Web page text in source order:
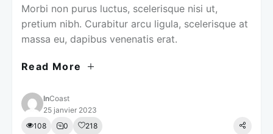
Morbi non purus luctus, scelerisque nisi ut,
pretium nibh. Curabitur arcu ligula, scelerisque at
massa eu, dapibus venenatis erat.
Read More
InCoast
25 janvier 2023
108
0 218